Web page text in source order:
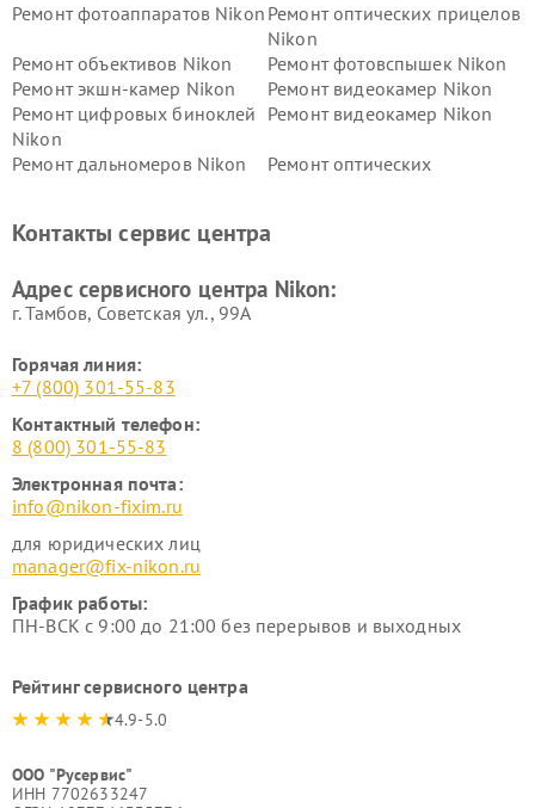
Ремонт фотоаппаратов Nikon Ремонт оптических прицелов
Nikon
Ремонт объективов Nikon
Ремонт фотовспышек Nikon
Ремонт экшн-камер Nikon
Ремонт видеокамер Nikon
Ремонт цифровых биноклей
Nikon
Ремонт видеокамер Nikon
Ремонт дальномеров Nikon
Ремонт оптических
Контакты сервис центра
Адрес сервисного центра Nikon:
г. Тамбов, Советская ул., 99А
Горячая линия:
+7 (800) 301-55-83
Контактный телефон:
8 (800) 301-55-83
Электронная почта:
info@nikon-fixim.ru
для юридических лиц
manager@fix-nikon.ru
График работы:
ПН-ВСК с 9:00 до 21:00 без перерывов и выходных
Рейтинг сервисного центра
4.9-5.0
ООО "Русервис"
ИНН 7702633247